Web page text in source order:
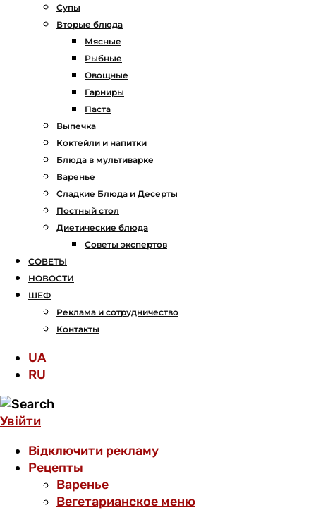
Супы
Вторые блюда
Мясные
Рыбные
Овощные
Гарниры
Паста
Выпечка
Коктейли и напитки
Блюда в мультиварке
Варенье
Сладкие Блюда и Десерты
Постный стол
Диетические блюда
Советы экспертов
СОВЕТЫ
НОВОСТИ
ШЕФ
Реклама и сотрудничество
Контакты
UA
RU
Увійти
Відключити рекламу
Рецепты
Варенье
Вегетарианское меню